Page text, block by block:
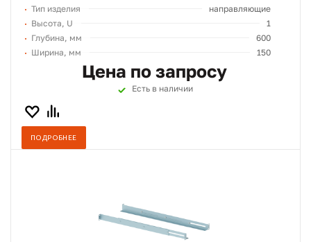
Тип изделия
направляющие
Высота, U
1
Глубина, мм
600
Ширина, мм
150
Цена по запросу
Есть в наличии
ПОДРОБНЕЕ